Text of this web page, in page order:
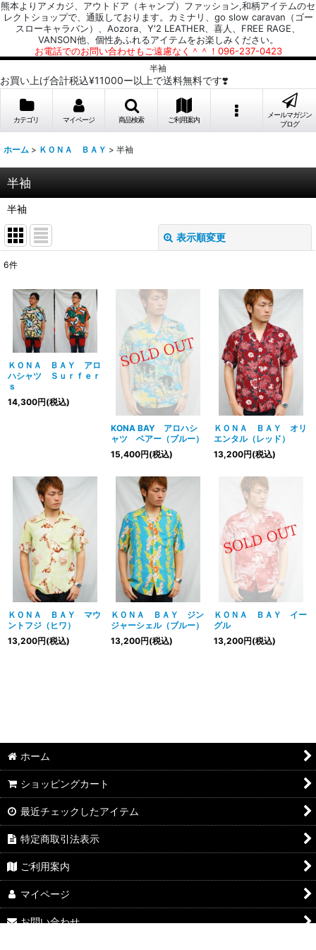
熊本よりアメカジ、アウトドア（キャンプ）ファッション,和柄アイテムのセ
レクトショップで、通販しております。カミナリ、go slow caravan（ゴー
スローキャラバン）、Aozora、Y'2 LEATHER、喜人、FREE RAGE、
VANSON他、個性あふれるアイテムをお楽しみください。
お電話でのお問い合わせもご遠慮なく＾＾！096-237-0423
半袖
お買い上げ合計税込¥11000ー以上で送料無料です❣️
カテゴリ マイページ 商品検索 ご利用案内
メールマガジン
ブログ
ホーム > ＫＯＮＡ ＢＡＹ > 半袖
半袖
半袖
表示順変更
並び順:
絞り込む
6件
ＫＯＮＡ ＢＡＹ アロ
ハシャツ Ｓｕｒｆｅｒ
ｓ
14,300円(税込)
KONA BAY アロハシ
ャツ ベアー（ブルー）
15,400円(税込)
ＫＯＮＡ ＢＡＹ オリ
エンタル（レッド）
13,200円(税込)
ＫＯＮＡ ＢＡＹ マウ
ントフジ（ヒワ）
13,200円(税込)
ＫＯＮＡ ＢＡＹ ジン
ジャーシェル（ブルー）
13,200円(税込)
ＫＯＮＡ ＢＡＹ イー
グル
13,200円(税込)
ホーム
ショッピングカート
最近チェックしたアイテム
特定商取引法表示
ご利用案内
マイページ
お問い合わせ